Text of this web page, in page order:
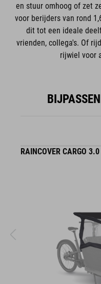
en stuur omhoog of zet
voor berijders van rond
dit tot een ideale
vrienden, collega's. Of
rijwiel voor
RAINCOVER CARGO 3.0